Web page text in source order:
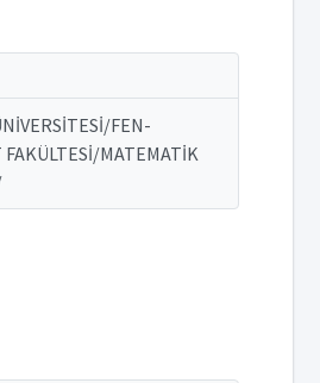
FEN-
FAKÜLTESİ/MATEMATİK